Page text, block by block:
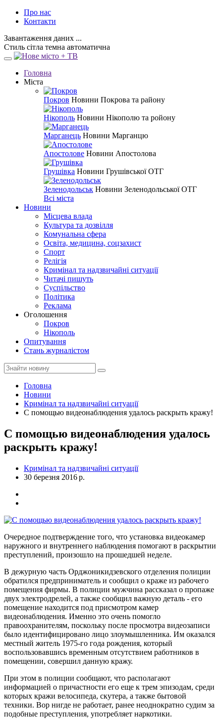
Про нас
Контакти
Завантаження даних ...
Стиль сітла темна автоматична
Головна
Міста
Покров Новини Покрова та району
Нікополь Новини Нікополю та ройону
Марганець Новини Марганцю
Апостолове Новини Апостолова
Грушівка Новини Грушівської ОТГ
Зеленодольськ Новини Зеленодольської ОТГ
Всі міста
Новини
Місцева влада
Культура та дозвілля
Комунальна сфера
Освіта, медицина, соцзахист
Спорт
Релігія
Кримінал та надзвичайні ситуації
Читачі пишуть
Суспільство
Політика
Реклама
Оголошення
Покров
Нікополь
Опитування
Стань журналістом
Головна
Новини
Кримінал та надзвичайні ситуації
С помощью видеонаблюдения удалось раскрыть кражу!
С помощью видеонаблюдения удалось
раскрыть кражу!
Кримінал та надзвичайні ситуації
30 березня 2016 р.
Очередное подтверждение того, что установка видеокамер
наружного и внутреннего наблюдения помогают в раскрытии
преступлений, произошло на прошедшей неделе.
В дежурную часть Орджоникидзевского отделения полиции
обратился предприниматель и сообщил о краже из рабочего
помещения фирмы. В полиции мужчина рассказал о пропаже
двух электродрелей, а также сообщил важную деталь - его
помещение находится под присмотром камер
видеонаблюдения. Именно это очень помогло
правоохранителям, поскольку после просмотра видеозаписи
было идентифицировано лицо злоумышленника. Им оказался
местный житель 1975-го года рождения, который
воспользовавшись временным отсутствием работников в
помещении, совершил данную кражу.
При этом в полиции сообщают, что располагают
информацией о причастности его еще к трем эпизодам, среди
которых кражи велосипеда, скутера, а также бытовой
техники. Вор нигде не работает, ранее неоднократно судим за
подобные преступления, употребляет наркотики.